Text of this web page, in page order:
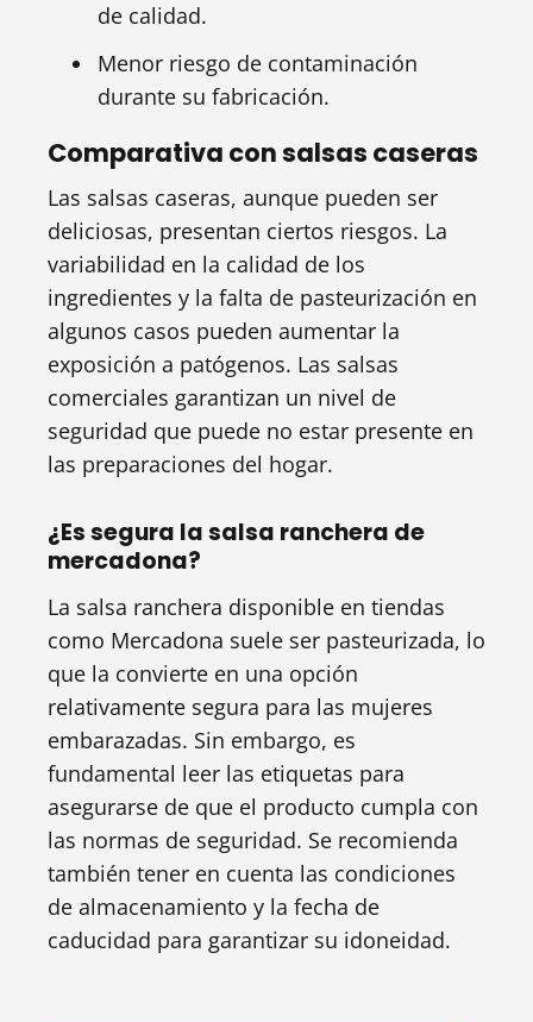
de calidad.
Menor riesgo de contaminación
durante su fabricación.
Comparativa con salsas caseras
Las salsas caseras, aunque pueden ser
deliciosas, presentan ciertos riesgos. La
variabilidad en la calidad de los
ingredientes y la falta de pasteurización en
algunos casos pueden aumentar la
exposición a patógenos. Las salsas
comerciales garantizan un nivel de
seguridad que puede no estar presente en
las preparaciones del hogar.
¿Es segura la salsa ranchera de
mercadona?
La salsa ranchera disponible en tiendas
como Mercadona suele ser pasteurizada, lo
que la convierte en una opción
relativamente segura para las mujeres
embarazadas. Sin embargo, es
fundamental leer las etiquetas para
asegurarse de que el producto cumpla con
las normas de seguridad. Se recomienda
también tener en cuenta las condiciones
de almacenamiento y la fecha de
caducidad para garantizar su idoneidad.